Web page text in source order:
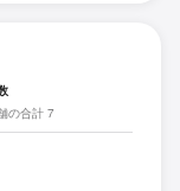
の合計 7